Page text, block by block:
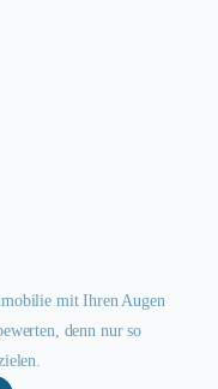
mit Ihren Augen
denn nur so